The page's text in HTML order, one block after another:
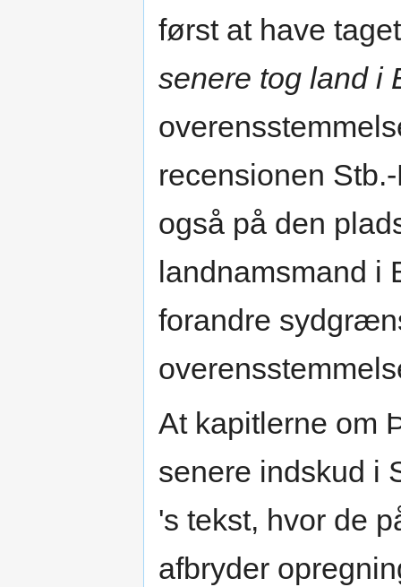
først at have
senere tog land i
recensionen
også på den
landnamsmand i
forandre
At kapitlerne om
senere indskud i
's tekst, hvor de
afbryder